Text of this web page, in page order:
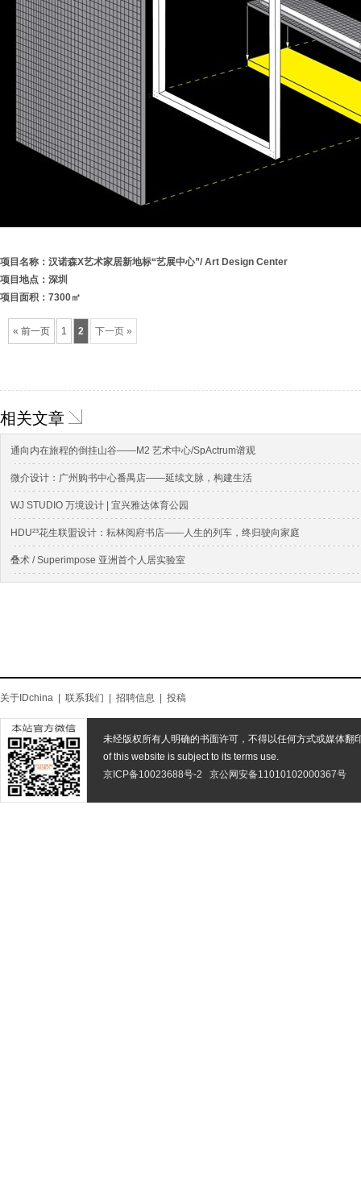
项目名称：汉诺森X艺术家居新地标“艺展中心”/ Art Design Center
项目地点：深圳
项目面积：7300㎡
« 前一页 1 2 下一页 »
相关文章
通向内在旅程的倒挂山谷——M2 艺术中心/SpActrum谱观
微介设计：广州购书中心番禺店——延续文脉，构建生活
WJ STUDIO 万境设计 | 宜兴雅达体育公园
HDU²³花生联盟设计：耘林阅府书店——人生的列车，终归驶向家庭
叠术 / Superimpose 亚洲⾸个⼈居实验室
关于IDchina 联系我们 招聘信息 投稿
未经版权所有人明确的书面许可，不得以任何方式或媒体翻
of this website is subject to its terms use.
京ICP备10023688号-2
京公网安备11010102000367号